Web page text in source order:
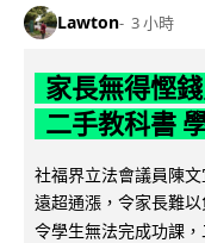
Lawton 3 小時
家長無得慳
二手教科書
社福界立法會議員陳
遠超通漲，令家長難
令學生無法完成功課